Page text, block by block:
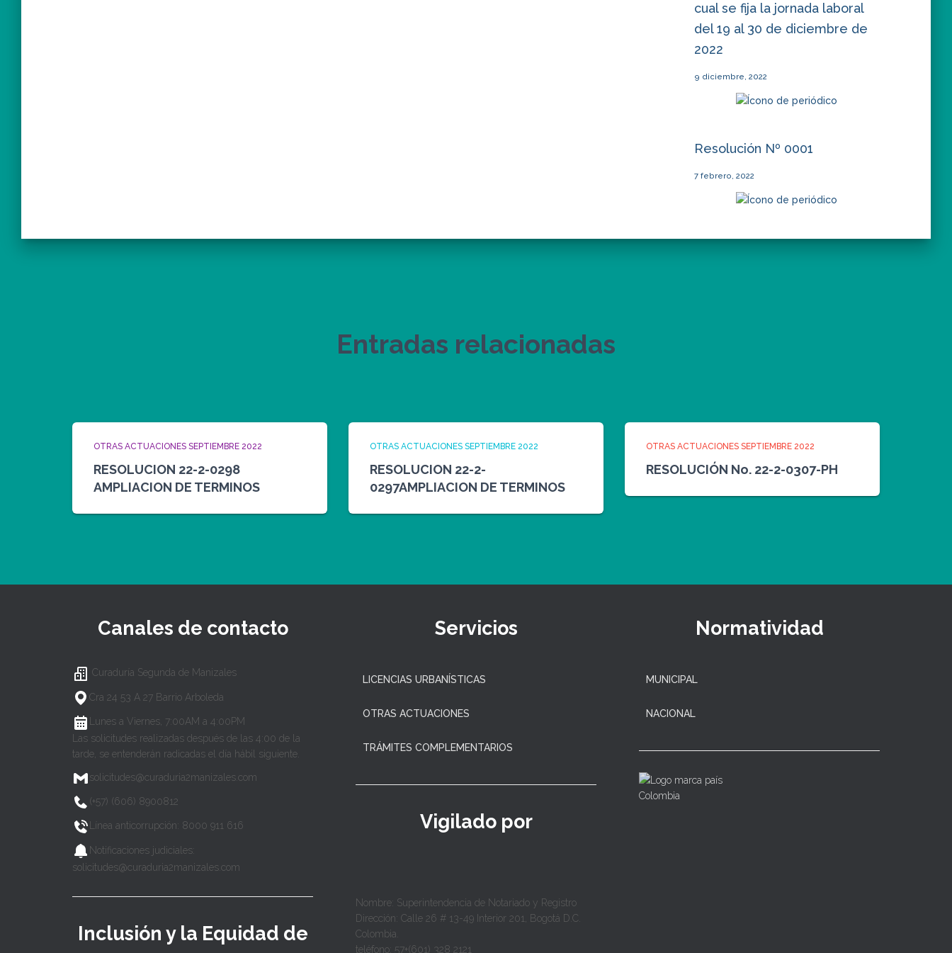
cual se fija la jornada laboral
del 19 al 30 de diciembre de
2022
9 diciembre, 2022
Resolución Nº 0001
7 febrero, 2022
Entradas relacionadas
OTRAS ACTUACIONES SEPTIEMBRE 2022
RESOLUCION 22-2-0298
AMPLIACION DE TERMINOS
OTRAS ACTUACIONES SEPTIEMBRE 2022
RESOLUCION 22-2-
0297AMPLIACION DE TERMINOS
OTRAS ACTUACIONES SEPTIEMBRE 2022
RESOLUCIÓN No. 22-2-0307-PH
Canales de contacto
Curaduría Segunda de Manizales
Cra 24 53 A 27 Barrio Arboleda
Lunes a Viernes, 7:00AM a 4:00PM
Las solicitudes realizadas después de las 4:00 de la
tarde, se entenderán radicadas el día hábil siguiente.
solicitudes@curaduria2manizales.com
(+57) (606) 8900812
Línea anticorrupción: 8000 911 616
Notificaciones judiciales:
solicitudes@curaduria2manizales.com
Inclusión y la Equidad de
Servicios
LICENCIAS URBANÍSTICAS
OTRAS ACTUACIONES
TRÁMITES COMPLEMENTARIOS
Vigilado por
Nombre: Superintendencia de Notariado y Registro
Dirección: Calle 26 # 13-49 Interior 201, Bogotá D.C.
Colombia.
teléfono: 57+(601) 328 2121
Normatividad
MUNICIPAL
NACIONAL